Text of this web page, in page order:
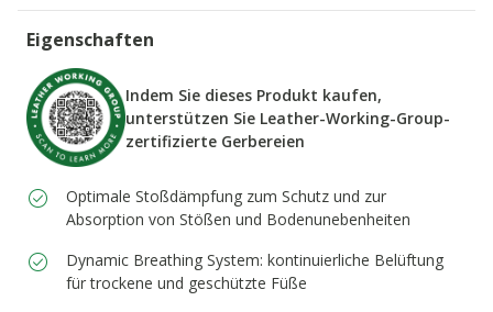
Eigenschaften
Indem Sie dieses Produkt kaufen,
unterstützen Sie Leather-Working-Group-
zertifizierte Gerbereien
Optimale Stoßdämpfung zum Schutz und zur
Absorption von Stößen und Bodenunebenheiten
Dynamic Breathing System: kontinuierliche Belüftung
für trockene und geschützte Füße